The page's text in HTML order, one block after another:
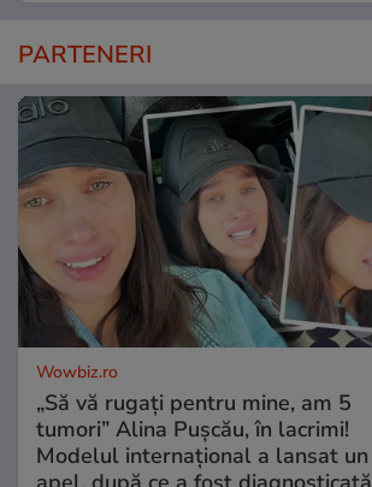
PARTENERI
Wowbiz.ro
„Să vă rugați pentru mine, am 5
tumori” Alina Pușcău, în lacrimi!
Modelul internațional a lansat un